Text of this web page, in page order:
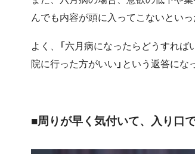
んでも内容が頭に入ってこないといっ
よく、「六月病になったらどうすれ
院に行った方がいい」という返答に
■周りが早く気付いて、入り口